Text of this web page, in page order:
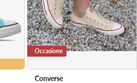
Occasione
Converse